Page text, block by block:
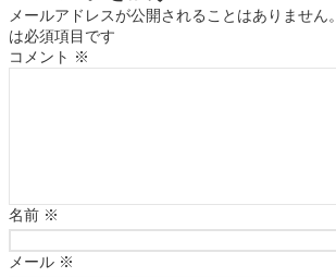
メールアドレスが公開されることはありません。
は必須項目です
コメント ※
名前 ※
メール ※